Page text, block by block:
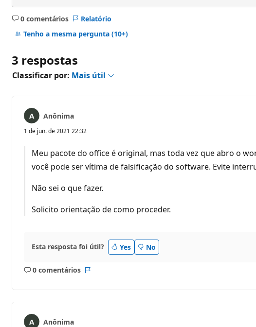
0 comentários
Sem
comentários
Relatório
Tenho a mesma pergunta (10+)
3 respostas
Classificar por: Mais útil
Anônima
1 de jun. de 2021 22:32
Meu pacote do office é original, mas toda vez que abro o
você pode ser vítima de falsificação do software. Evite
Não sei o que fazer.
Solicito orientação de como proceder.
Esta resposta foi útil? Yes No
0 comentários
Sem
Anônima